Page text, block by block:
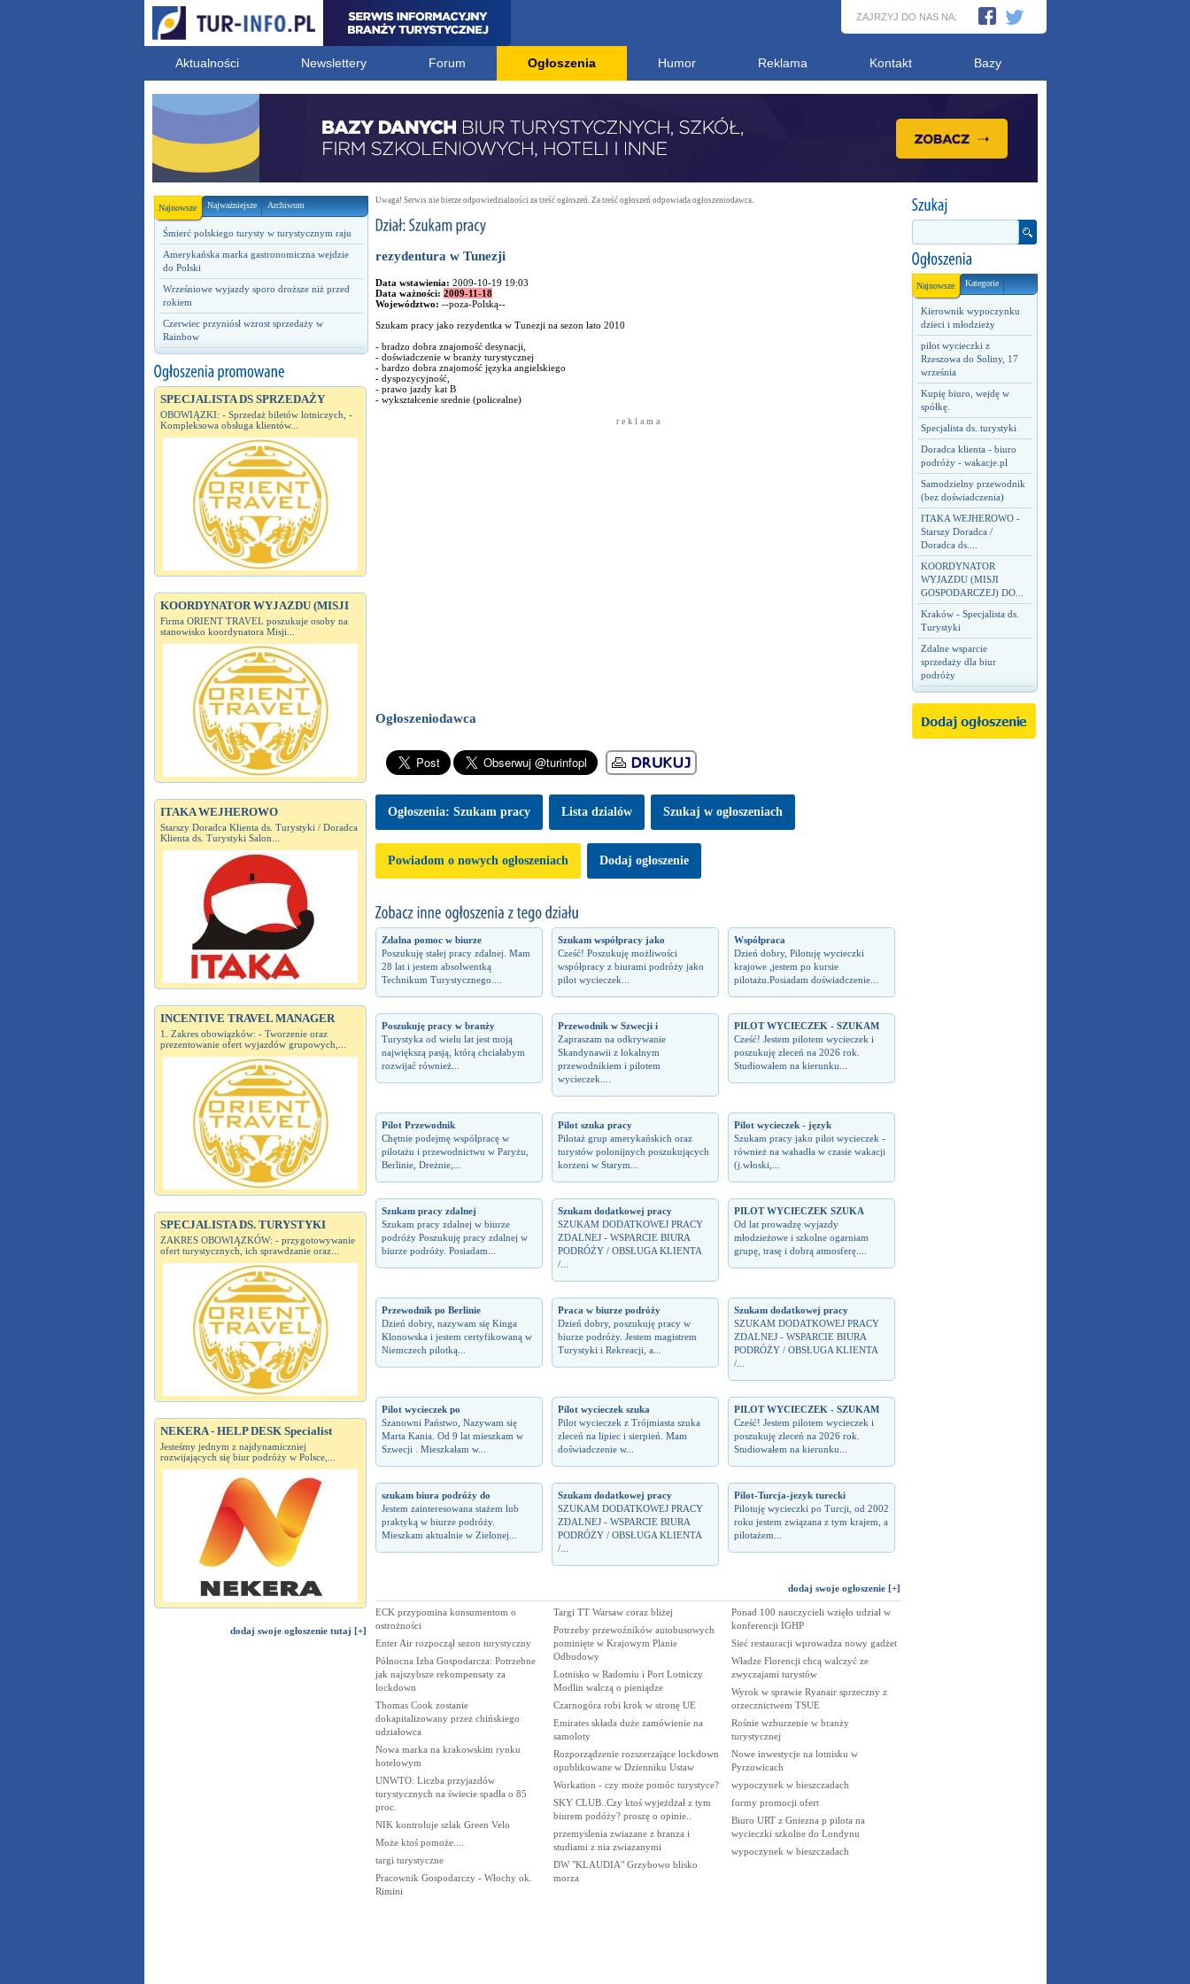
ZAJRZYJ DO NAS NA:
Aktualności Newslettery Forum Ogłoszenia Humor Reklama Kontakt Bazy
Najnowsze Najważniejsze Archiwum
Śmierć polskiego turysty w turystycznym raju
Amerykańska marka gastronomiczna wejdzie
do Polski
Wrześniowe wyjazdy sporo droższe niż przed
rokiem
Czerwiec przyniósł wzrost sprzedaży w
Rainbow
SPECJALISTA DS SPRZEDAŻY
OBOWIĄZKI: - Sprzedaż biletów lotniczych, -
Kompleksowa obsługa klientów...
KOORDYNATOR WYJAZDU (MISJI
Firma ORIENT TRAVEL poszukuje osoby na
stanowisko koordynatora Misji...
ITAKA WEJHEROWO
Starszy Doradca Klienta ds. Turystyki / Doradca
Klienta ds. Turystyki Salon...
INCENTIVE TRAVEL MANAGER
1. Zakres obowiązków: - Tworzenie oraz
prezentowanie ofert wyjazdów grupowych,...
SPECJALISTA DS. TURYSTYKI
ZAKRES OBOWIĄZKÓW: - przygotowywanie
ofert turystycznych, ich sprawdzanie oraz...
NEKERA - HELP DESK Specialist
Jesteśmy jednym z najdynamiczniej
rozwijających się biur podróży w Polsce,...
dodaj swoje ogłoszenie tutaj [+]
Najnowsze Kategorie
Kierownik wypoczynku
dzieci i młodzieży
pilot wycieczki z
Rzeszowa do Soliny, 17
września
Kupię biuro, wejdę w
spółkę.
Specjalista ds. turystyki
Doradca klienta - biuro
podróży - wakacje.pl
Samodzielny przewodnik
(bez doświadczenia)
ITAKA WEJHEROWO -
Starszy Doradca /
Doradca ds....
KOORDYNATOR
WYJAZDU (MISJI
GOSPODARCZEJ) DO...
Kraków - Specjalista ds.
Turystyki
Zdalne wsparcie
sprzedaży dla biur
podróży
Uwaga! Serwis nie bierze odpowiedzialności za treść ogłoszeń. Za treść ogłoszeń odpowiada ogłoszeniodawca.
rezydentura w Tunezji
Data wstawienia: 2009-10-19 19:03
Data ważności: 2009-11-18
Województwo: --poza-Polską--
Szukam pracy jako rezydentka w Tunezji na sezon lato 2010
- bradzo dobra znajomość desynacji,
- doświadczenie w branży turystycznej
- bardzo dobra znajomość języka angielskiego
- dyspozycyjność,
- prawo jazdy kat B
- wykształcenie srednie (policealne)
r e k l a m a
Ogłoszeniodawca
Ogłoszenia: Szukam pracy Lista dzialów Szukaj w ogłoszeniach
Powiadom o nowych ogłoszeniach Dodaj ogłoszenie
Zdalna pomoc w biurze
Poszukuję stałej pracy zdalnej. Mam
28 lat i jestem absolwentką
Technikum Turystycznego....
Szukam współpracy jako
Cześć! Poszukuję możliwości
współpracy z biurami podróży jako
pilot wycieczek...
Współpraca
Dzień dobry, Pilotuję wycieczki
krajowe ,jestem po kursie
pilotażu.Posiadam doświadczenie...
Poszukuję pracy w branży
Turystyka od wielu lat jest moją
największą pasją, którą chciałabym
rozwijać również...
Przewodnik w Szwecji i
Zapraszam na odkrywanie
Skandynawii z lokalnym
przewodnikiem i pilotem
wycieczek....
PILOT WYCIECZEK - SZUKAM
Cześć! Jestem pilotem wycieczek i
poszukuję zleceń na 2026 rok.
Studiowałem na kierunku...
Pilot Przewodnik
Chętnie podejmę współpracę w
pilotażu i przewodnictwu w Paryżu,
Berlinie, Dreżnie,...
Pilot szuka pracy
Pilotaż grup amerykańskich oraz
turystów polonijnych poszukujących
korzeni w Starym...
Pilot wycieczek - język
Szukam pracy jako pilot wycieczek -
również na wahadła w czasie wakacji
(j.włoski,...
Szukam pracy zdalnej
Szukam pracy zdalnej w biurze
podróży Poszukuję pracy zdalnej w
biurze podróży. Posiadam...
Szukam dodatkowej pracy
SZUKAM DODATKOWEJ PRACY
ZDALNEJ - WSPARCIE BIURA
PODRÓŻY / OBSŁUGA KLIENTA
/...
PILOT WYCIECZEK SZUKA
Od lat prowadzę wyjazdy
młodzieżowe i szkolne ogarniam
grupę, trasę i dobrą atmosferę....
Przewodnik po Berlinie
Dzień dobry, nazywam się Kinga
Klonowska i jestem certyfikowaną w
Niemczech pilotką...
Praca w biurze podróży
Dzień dobry, poszukuję pracy w
biurze podróży. Jestem magistrem
Turystyki i Rekreacji, a...
Szukam dodatkowej pracy
SZUKAM DODATKOWEJ PRACY
ZDALNEJ - WSPARCIE BIURA
PODRÓŻY / OBSŁUGA KLIENTA
/...
Pilot wycieczek po
Szanowni Państwo, Nazywam się
Marta Kania. Od 9 lat mieszkam w
Szwecji . Mieszkałam w...
Pilot wycieczek szuka
Pilot wycieczek z Trójmiasta szuka
zleceń na lipiec i sierpień. Mam
doświadczenie w...
PILOT WYCIECZEK - SZUKAM
Cześć! Jestem pilotem wycieczek i
poszukuję zleceń na 2026 rok.
Studiowałem na kierunku...
szukam biura podróży do
Jestem zainteresowana stażem lub
praktyką w biurze podróży.
Mieszkam aktualnie w Zielonej...
Szukam dodatkowej pracy
SZUKAM DODATKOWEJ PRACY
ZDALNEJ - WSPARCIE BIURA
PODRÓŻY / OBSŁUGA KLIENTA
/...
Pilot-Turcja-jezyk turecki
Pilotuję wycieczki po Turcji, od 2002
roku jestem związana z tym krajem, a
pilotażem...
dodaj swoje ogłoszenie [+]
ECK przypomina konsumentom o
ostrożności
Enter Air rozpoczął sezon turystyczny
Północna Izba Gospodarcza: Potrzebne
jak najszybsze rekompensaty za
lockdown
Thomas Cook zostanie
dokapitalizowany przez chińskiego
udziałowca
Nowa marka na krakowskim rynku
hotelowym
UNWTO: Liczba przyjazdów
turystycznych na świecie spadła o 85
proc.
NIK kontroluje szlak Green Velo
Może ktoś pomoże....
targi turystyczne
Pracownik Gospodarczy - Włochy ok.
Rimini
Targi TT Warsaw coraz bliżej
Potrzeby przewoźników autobusowych
pominięte w Krajowym Planie
Odbudowy
Lotnisko w Radomiu i Port Lotniczy
Modlin walczą o pieniądze
Czarnogóra robi krok w stronę UE
Emirates składa duże zamówienie na
samoloty
Rozporządzenie rozszerzające lockdown
opublikowane w Dzienniku Ustaw
Workation - czy może pomóc turystyce?
SKY CLUB..Czy ktoś wyjeżdżał z tym
biurem podóży? proszę o opinie..
przemyslenia zwiazane z branza i
studiami z nia zwiazanymi
DW "KLAUDIA" Grzybowo blisko
morza
Ponad 100 nauczycieli wzięło udział w
konferencji IGHP
Sieć restauracji wprowadza nowy gadżet
Władze Florencji chcą walczyć ze
zwyczajami turystów
Wyrok w sprawie Ryanair sprzeczny z
orzecznictwem TSUE
Rośnie wzburzenie w branży
turystycznej
Nowe inwestycje na lotnisku w
Pyrzowicach
wypoczynek w bieszczadach
formy promocji ofert
Biuro URT z Gniezna p pilota na
wycieczki szkolne do Londynu
wypoczynek w bieszczadach